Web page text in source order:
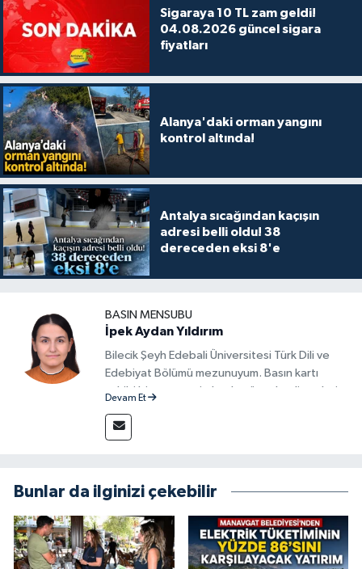
Sigaraya 10 TL zam geldi!
04.08.2026 güncel sigara
fiyatları
Alanya'daki orman yangını
kontrol altında!
Antalya sıcağından kaçışın
adresi belli oldu! 38
dereceden eksi 8'e
BASIN MENSUBU
İpek Aydan Yıldırım
Bilecik Şeyh Edebali Üniversitesi Türk Dili ve
Edebiyat Bölümü mezunuyum. Basın kartı
sahibi bir gazeteci olarak, güncel gelişmeleri
güvenilir ve tarafsız bilgilerle buluşturmayı
amaçlıyorum. Habercilik anlayışımda etik
alanlarda ürettiğim içeriklerle kamuoyuna
fayda sağla
Devam Et
Bunlar da ilginizi çekebilir